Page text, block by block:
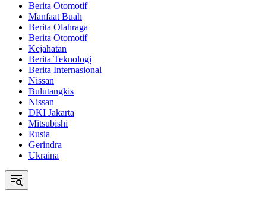
Berita Otomotif
Manfaat Buah
Berita Olahraga
Berita Otomotif
Kejahatan
Berita Teknologi
Berita Internasional
Nissan
Bulutangkis
Nissan
DKI Jakarta
Mitsubishi
Rusia
Gerindra
Ukraina